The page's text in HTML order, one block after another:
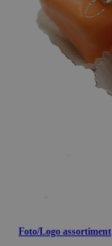
Foto/Logo assortiment